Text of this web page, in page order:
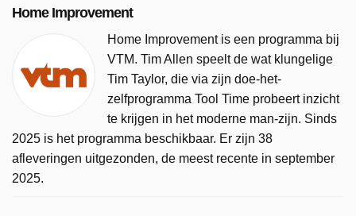
Home Improvement
Home Improvement is een programma bij
VTM. Tim Allen speelt de wat klungelige
Tim Taylor, die via zijn doe-het-
zelfprogramma Tool Time probeert inzicht
te krijgen in het moderne man-zijn. Sinds
2025 is het programma beschikbaar. Er zijn 38
afleveringen uitgezonden, de meest recente in september
2025.